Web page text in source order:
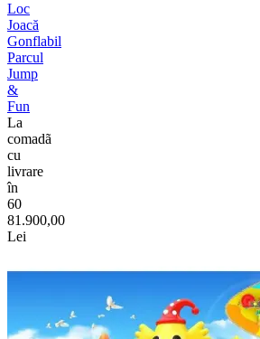
Loc
Joacă
Gonflabil
Parcul
Jump
&
Fun
La
comadã
cu
livrare
în
60
81.900,00
Lei